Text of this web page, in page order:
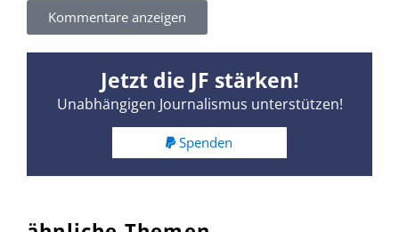
Kommentare anzeigen
Jetzt die JF stärken!
Unabhängigen Journalismus unterstützen!
Spenden